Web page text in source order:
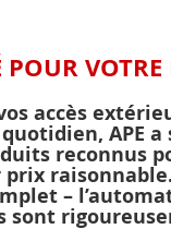
POUR
accès
APE a
reconnus
–